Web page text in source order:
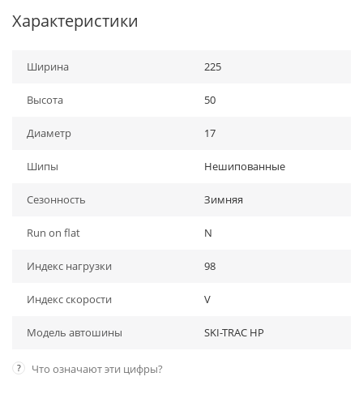
Характеристики
Ширина 225
Высота 50
Диаметр 17
Шипы Нешипованные
Сезонность Зимняя
Run on flat N
Индекс нагрузки 98
Индекс скорости V
Модель автошины SKI-TRAC HP
? Что означают эти цифры?